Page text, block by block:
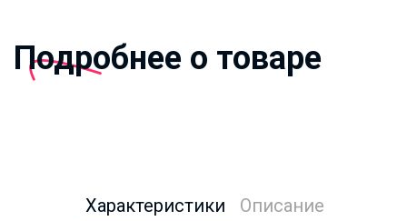
Подробнее о товаре
Характеристики
Описание